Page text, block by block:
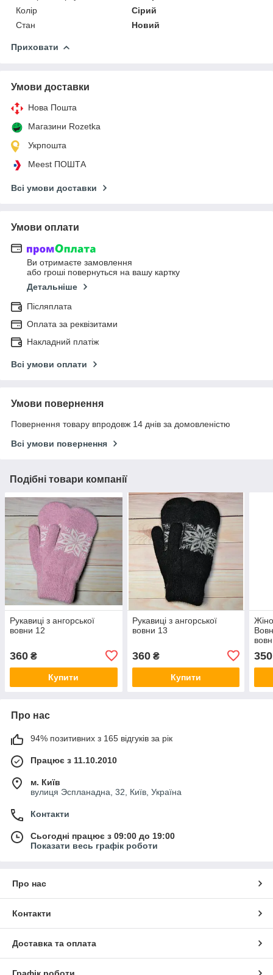
Колір
Сірий
Стан
Новий
Приховати
Умови доставки
Нова Пошта
Магазини Rozetka
Укрпошта
Meest ПОШТА
Всі умови доставки
Умови оплати
Ви отримаєте замовлення
або гроші повернуться на вашу картку
Детальніше
Післяплата
Оплата за реквізитами
Накладний платіж
Всі умови оплати
Умови повернення
Повернення товару впродовж 14 днів за домовленістю
Всі умови повернення
Подібні товари компанії
Рукавиці з ангорської
вовни 12
360 ₴
Купити
Рукавиці з ангорської
вовни 13
360₴
Купити
350
Про нас
94% позитивних з 165 відгуків за рік
Працює з 11.10.2010
м. Київ
вулиця Эспланадна, 32, Київ, Україна
Контакти
Сьогодні працює з 09:00 до 19:00
Показати весь графік роботи
Про нас
Контакти
Доставка та оплата